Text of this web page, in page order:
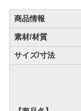
商品情報
素材/材質
サイズ/寸法